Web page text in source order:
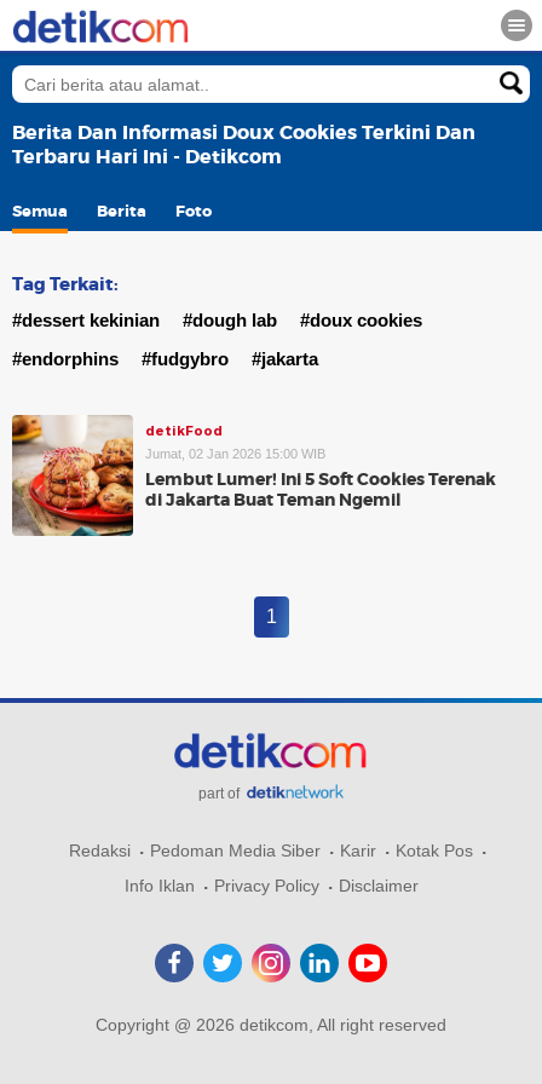
Berita Dan Informasi Doux Cookies Terkini Dan
Terbaru Hari Ini - Detikcom
Semua Berita Foto
Tag Terkait:
#dessert kekinian #dough lab
#doux cookies
#endorphins
#fudgybro #jakarta
detikFood
Jumat, 02 Jan 2026 15:00 WIB
Lembut Lumer! Ini 5 Soft Cookies Terenak
di Jakarta Buat Teman Ngemil
1
part of
Redaksi Pedoman Media Siber Karir
Kotak Pos
Info Iklan
Privacy Policy Disclaimer
Copyright @ 2026 detikcom, All right reserved